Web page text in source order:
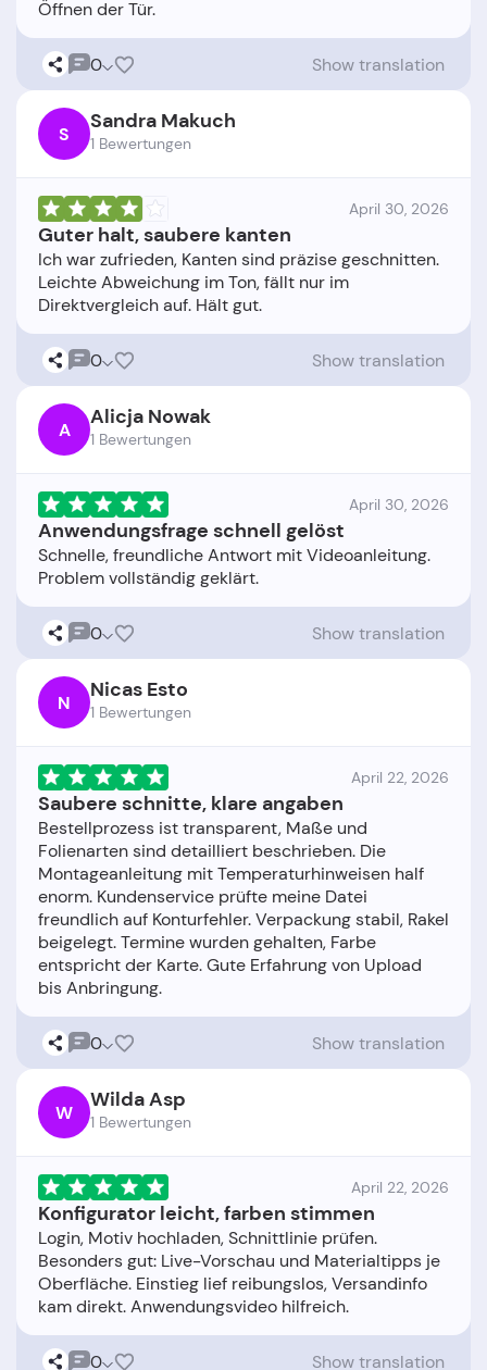
0 Show translation
S Sandra Makuch
1 Bewertungen
April 30, 2026
Guter halt, saubere kanten
Ich war zufrieden, Kanten sind präzise geschnitten.
Leichte Abweichung im Ton, fällt nur im
0 Show translation
A Alicja Nowak
1 Bewertungen
April 30, 2026
Anwendungsfrage schnell gelöst
Schnelle, freundliche Antwort mit Videoanleitung.
0 Show translation
N Nicas Esto
1 Bewertungen
April 22, 2026
Saubere schnitte, klare angaben
Bestellprozess ist transparent, Maße und
Folienarten sind detailliert beschrieben. Die
Montageanleitung mit Temperaturhinweisen half
enorm. Kundenservice prüfte meine Datei
freundlich auf Konturfehler. Verpackung stabil, Rakel
beigelegt. Termine wurden gehalten, Farbe
entspricht der Karte. Gute Erfahrung von Upload
0 Show translation
W Wilda Asp
1 Bewertungen
April 22, 2026
Konfigurator leicht, farben stimmen
Login, Motiv hochladen, Schnittlinie prüfen.
Besonders gut: Live-Vorschau und Materialtipps je
Oberfläche. Einstieg lief reibungslos, Versandinfo
0 Show translation